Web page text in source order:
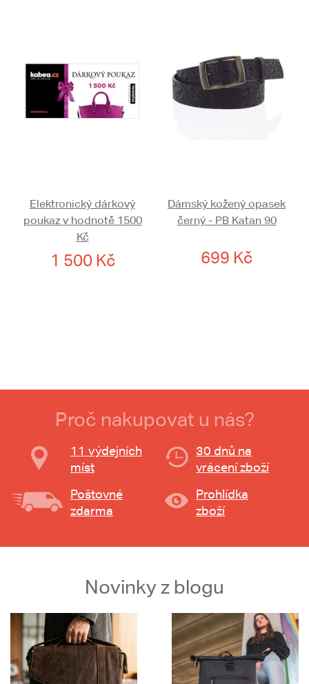
Elektronický dárkový
poukaz v hodnotě 1500
Kč
1 500 Kč
Dámský kožený opasek
černý - PB Katan 90
699 Kč
Proč nakupovat u nás?
11 výdejních
míst
30 dnů na
vrácení zboží
Poštovné
zdarma
Prohlídka
zboží
Novinky z blogu